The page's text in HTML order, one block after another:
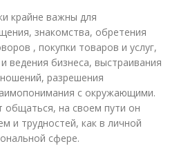
крайне важны для
знакомства, обретения
, покупки товаров и услуг,
ведения бизнеса, выстраивания
разрешения
с окружающими.
общаться, на своем пути он
и трудностей, как в личной
сфере.